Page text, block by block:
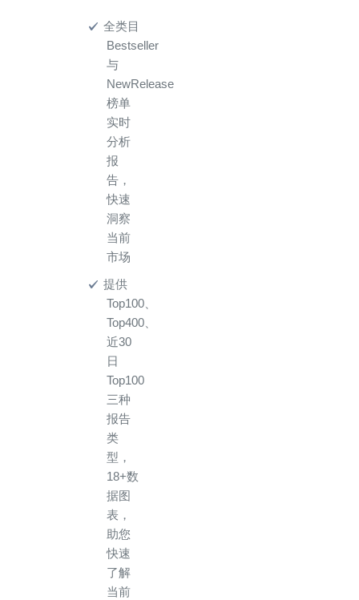
全类目
Bestseller
与
NewRelease
榜单
实时
分析
报
告，
快速
洞察
当前
市场
提供
Top100、
Top400、
近30
日
Top100
三种
报告
类
型，
18+数
据图
表，
助您
快速
了解
当前